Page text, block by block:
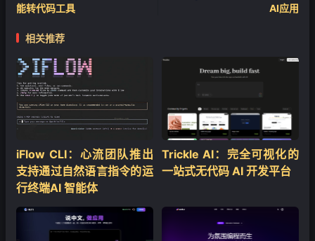
能转代码工具
AI应用
相关推荐
iFlow CLI：心流团队推出
支持通过自然语言指令的运
行终端AI 智能体
Trickle AI：完全可视化的
一站式无代码 AI 开发平台